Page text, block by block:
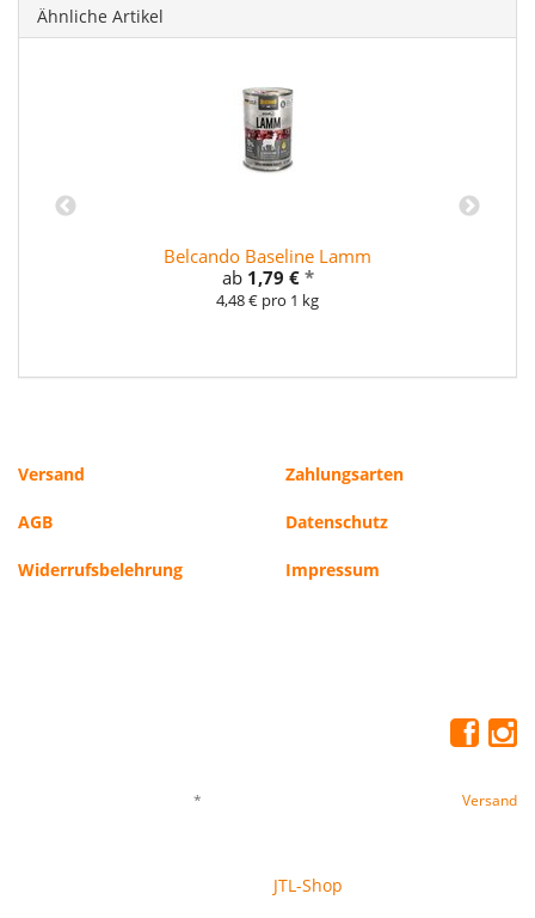
Ähnliche Artikel
Belcando Baseline Lamm
ab 1,79 € *
4,48 € pro 1 kg
Versand Zahlungsarten
AGB Datenschutz
Widerrufsbelehrung Impressum
* Versand
JTL-Shop